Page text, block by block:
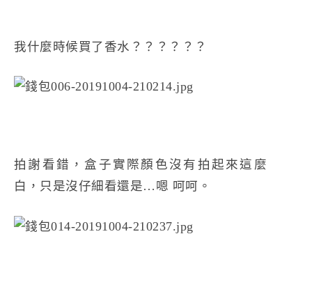
我什麼時候買了香水？？？？？？
拍謝看錯，盒子實際顏色沒有拍起來這麼
白，只是沒仔細看還是…嗯 呵呵。